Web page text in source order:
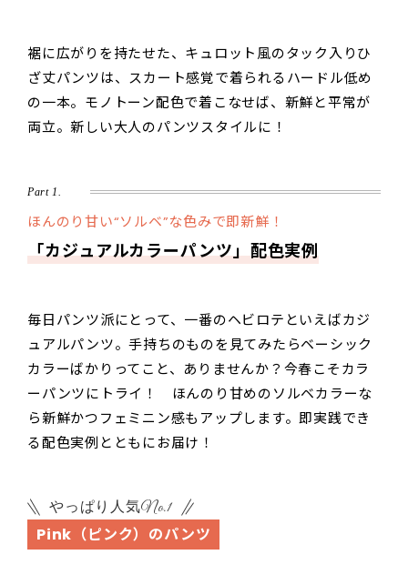
裾に広がりを持たせた、キュロット風のタック入りひ
ざ丈パンツは、スカート感覚で着られるハードル低め
の一本。モノトーン配色で着こなせば、新鮮と平常が
両立。新しい大人のパンツスタイルに！
Part 1.
ほんのり甘い“ソルベ”な色みで即新鮮！
「カジュアルカラーパンツ」配色実例
毎日パンツ派にとって、一番のヘビロテといえばカジ
ュアルパンツ。手持ちのものを見てみたらベーシック
カラーばかりってこと、ありませんか？今春こそカラ
ーパンツにトライ！ ほんのり甘めのソルベカラーな
ら新鮮かつフェミニン感もアップします。即実践でき
る配色実例とともにお届け！
やっぱり人気No.1
Pink（ピンク）のパンツ